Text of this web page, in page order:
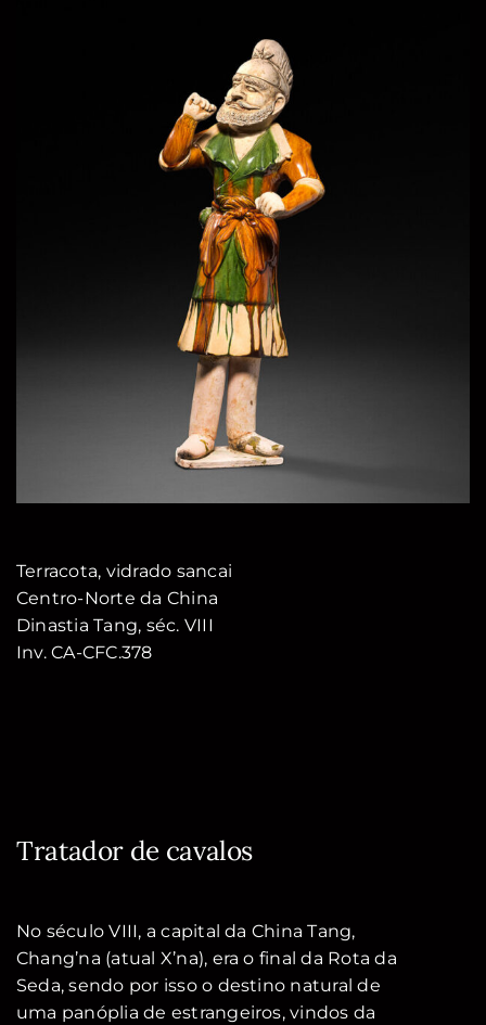
Terracota, vidrado sancai
Centro-Norte da China
Dinastia Tang, séc. VIII
Inv. CA-CFC.378
Tratador de cavalos
No século VIII, a capital da China Tang,
Chang’na (atual X’na), era o final da Rota da
Seda, sendo por isso o destino natural de
uma panóplia de estrangeiros, vindos da